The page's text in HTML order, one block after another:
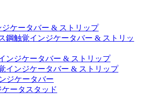
ケータバー & ストリップ
鋼触覚インジケータバー & ストリッ
ンジケータバー & ストリップ
インジケータバー & ストリップ
ジケータバー
ータスタッド